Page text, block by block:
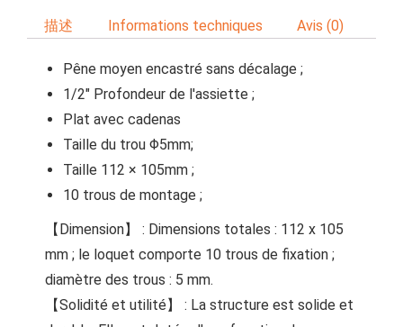
描述 Informations techniques Avis (0)
Pêne moyen encastré sans décalage ;
1/2″ Profondeur de l'assiette ;
Plat avec cadenas
Taille du trou Φ5mm;
Taille 112 × 105mm ;
10 trous de montage ;
【Dimension】 : Dimensions totales : 112 x 105
mm ; le loquet comporte 10 trous de fixation ;
diamètre des trous : 5 mm.
【Solidité et utilité】 : La structure est solide et